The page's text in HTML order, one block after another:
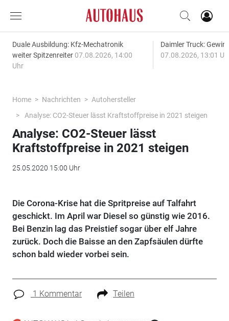
Duale Ausbildung: Kfz-Mechatronik
weiter Spitzenreiter 07.08.2026, 14:00
Uhr
Daimler Truck:
07.08.2026, 13:01
Home Nachrichten
Autohersteller
Analyse: CO2-Steuer lässt Kraftstoffpreise in 2021 steigen
Analyse: CO2-Steuer lässt
Kraftstoffpreise in 2021 steigen
25.05.2020 15:00 Uhr
Die Corona-Krise hat die Spritpreise auf Talfahrt
geschickt. Im April war Diesel so günstig wie 2016.
Bei Benzin lag das Preistief sogar über elf Jahre
zurück. Doch die Baisse an den Zapfsäulen dürfte
schon bald wieder vorbei sein.
1 Kommentar Teilen